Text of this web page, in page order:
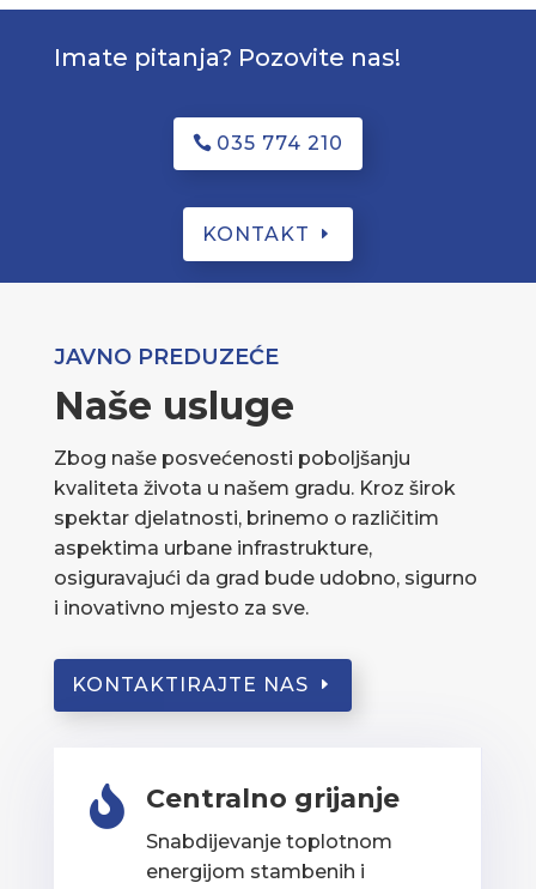
Imate pitanja? Pozovite nas!
035 774 210
KONTAKT
JAVNO PREDUZEĆE
Naše usluge
Zbog naše posvećenosti poboljšanju
kvaliteta života u našem gradu. Kroz širok
spektar djelatnosti, brinemo o različitim
aspektima urbane infrastrukture,
osiguravajući da grad bude udobno, sigurno
i inovativno mjesto za sve.
KONTAKTIRAJTE NAS
 Centralno grijanje
Snabdijevanje toplotnom
energijom stambenih i